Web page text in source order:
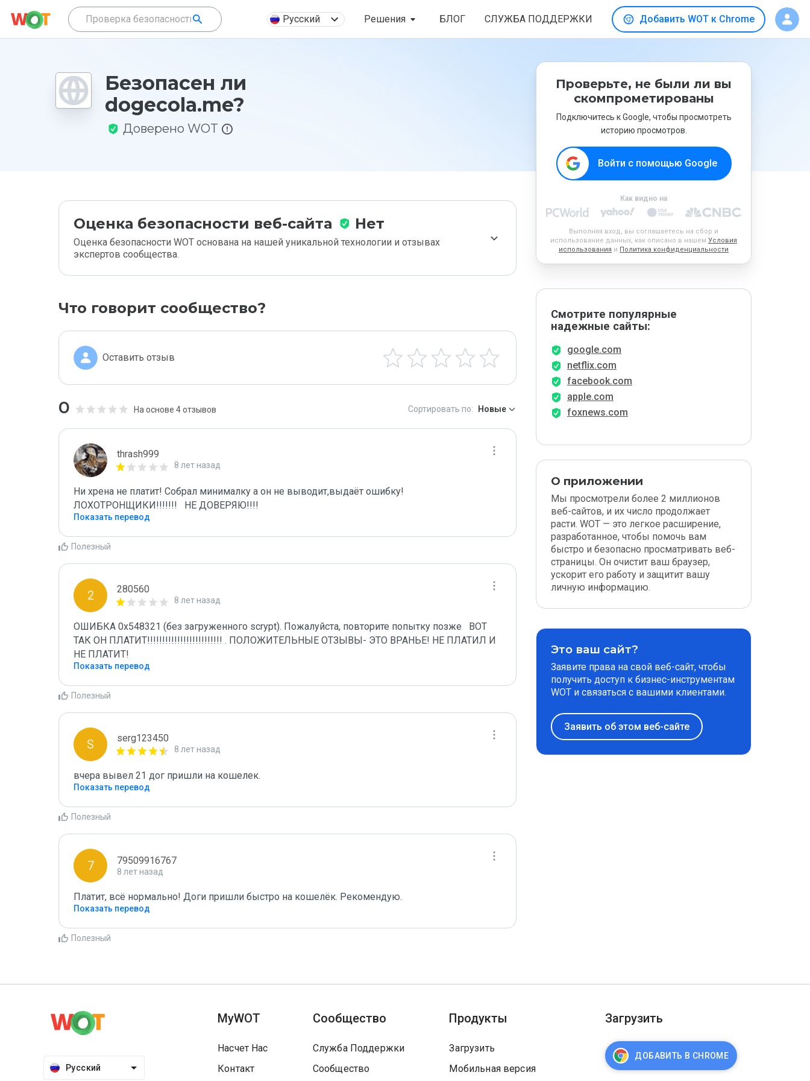
Русский Решения БЛОГ СЛУЖБА ПОДДЕРЖКИ Добавить WOT к Chrome
Безопасен ли
dogecola.me?
Доверено WOT
Оценка безопасности веб-сайта Нет
Оценка безопасности WOT основана на нашей уникальной технологии и отзывах
экспертов сообщества.
Что говорит сообщество?
Оставить отзыв
0 На основе 4 отзывов Сортировать по: Новые
thrash999
8 лет назад
Ни хрена не платит! Собрал минималку а он не выводит,выдаёт ошибку!
ЛОХОТРОНЩИКИ!!!!!!!   НЕ ДОВЕРЯЮ!!!!
Показать перевод
Полезный
2 280560
8 лет назад
ОШИБКА 0x548321 (без загруженного scrypt). Пожалуйста, повторите попытку позже   ВОТ
ТАК ОН ПЛАТИТ!!!!!!!!!!!!!!!!!!!!!!!!! . ПОЛОЖИТЕЛЬНЫЕ ОТЗЫВЫ- ЭТО ВРАНЬЕ! НЕ ПЛАТИЛ И
НЕ ПЛАТИТ!
Показать перевод
Полезный
S serg123450
8 лет назад
вчера вывел 21 дог пришли на кошелек.
Показать перевод
Полезный
7 79509916767
8 лет назад
Платит, всё нормально! Доги пришли быстро на кошелёк. Рекомендую.
Показать перевод
Полезный
Проверьте, не были ли вы
скомпрометированы
Подключитесь к Google, чтобы просмотреть
историю просмотров.
Войти с помощью Google
Как видно на
Выполняя вход, вы соглашаетесь на сбор и
использование данных, как описано в нашем Условия
использования и Политика конфиденциальности
Смотрите популярные
надежные сайты:
google.com
netflix.com
facebook.com
apple.com
foxnews.com
О приложении
Мы просмотрели более 2 миллионов
веб-сайтов, и их число продолжает
расти. WOT — это легкое расширение,
разработанное, чтобы помочь вам
быстро и безопасно просматривать веб-
страницы. Он очистит ваш браузер,
ускорит его работу и защитит вашу
личную информацию.
Это ваш сайт?
Заявите права на свой веб-сайт, чтобы
получить доступ к бизнес-инструментам
WOT и связаться с вашими клиентами.
Заявить об этом веб-сайте
Русский
MyWOT
Насчет Нас
Контакт
Сообщество
Служба Поддержки
Сообщество
Продукты
Загрузить
Мобильная версия
Загрузить
ДОБАВИТЬ В CHROME